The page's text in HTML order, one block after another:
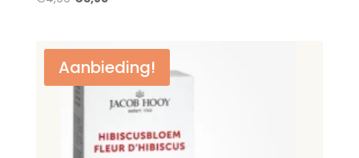
€4,99.€3,85.
Aanbieding!